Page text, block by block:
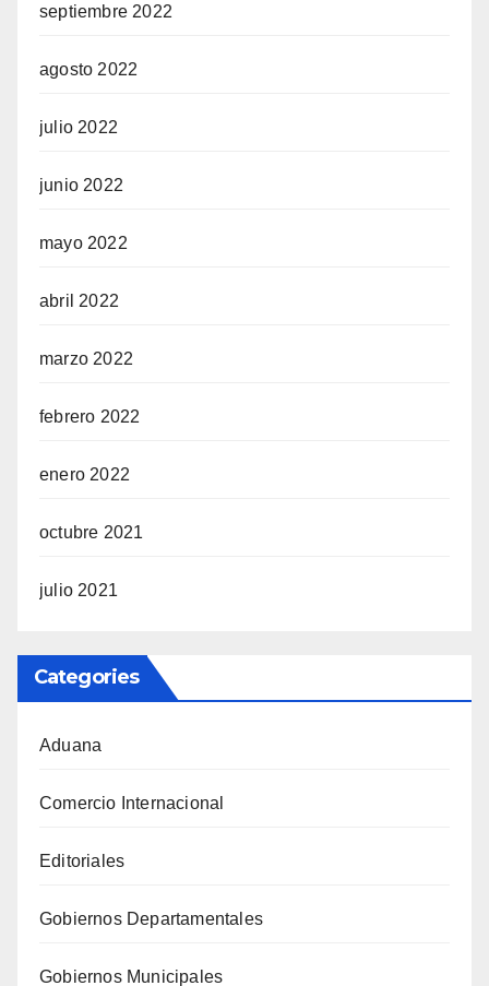
septiembre 2022
agosto 2022
julio 2022
junio 2022
mayo 2022
abril 2022
marzo 2022
febrero 2022
enero 2022
octubre 2021
julio 2021
Categories
Aduana
Comercio Internacional
Editoriales
Gobiernos Departamentales
Gobiernos Municipales